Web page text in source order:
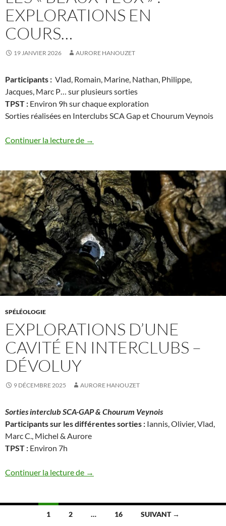
EXPLORATIONS EN
COURS…
19 JANVIER 2026 AURORE HANOUZET
Participants : Vlad, Romain, Marine, Nathan, Philippe,
Jacques, Marc P… sur plusieurs sorties
TPST : Environ 9h sur chaque exploration
Sorties réalisées en Interclubs SCA Gap et Chourum Veynois
Continuer la lecture de Les « Beaux Yeux » : explorations en
→
SPÉLÉOLOGIE
EXPLORATIONS D’UNE
CAVITÉ EN INTERCLUBS –
DÉVOLUY
9 DÉCEMBRE 2025 AURORE HANOUZET
Sorties interclub SCA-GAP & Chourum Veynois
Participants sur les différentes sorties : Iannis, Olivier, Vlad,
Marc C., Michel & Aurore
TPST : Environ 7h
Continuer la lecture de Explorations d’une cavité en Interclubs
→
Navigation
1 2 … 16 SUIVANT →